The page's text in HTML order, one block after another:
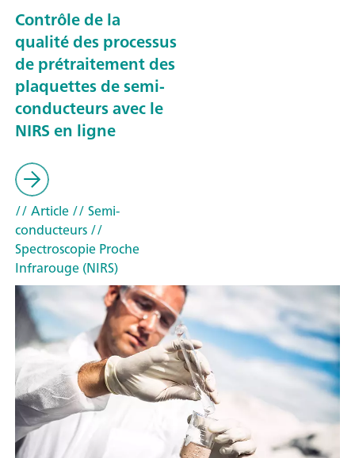
Contrôle de la
qualité des processus
de prétraitement des
plaquettes de semi-
conducteurs avec le
NIRS en ligne
// Article// Semi-
conducteurs//
Spectroscopie Proche
Infrarouge (NIRS)